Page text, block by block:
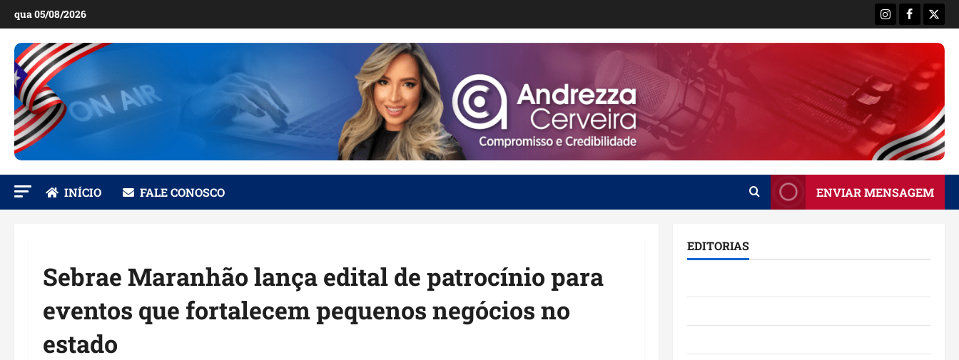
para
conteúdo
qua 05/08/2026 Instagram
Facebook
X
INÍCIO FALE CONOSCO ENVIAR MENSAGEM
Sebrae Maranhão lança edital de patrocínio para
eventos que fortalecem pequenos negócios no
estado
EDITORIAS